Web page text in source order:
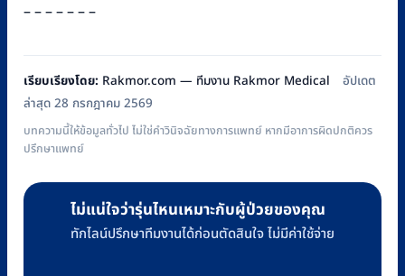
– – – – – – –
เรียบเรียงโดย: Rakmor.com — ทีมงาน Rakmor Medical
อัปเดต
ล่าสุด 28 กรกฎาคม 2569
บทความนี้ให้ข้อมูลทั่วไป ไม่ใช่คำวินิจฉัยทางการแพทย์ หากมีอาการผิดปกติควร
ปรึกษาแพทย์
ไม่แน่ใจว่ารุ่นไหนเหมาะกับผู้ป่วยของคุณ
ทักไลน์ปรึกษาทีมงานได้ก่อนตัดสินใจ ไม่มีค่าใช้จ่าย